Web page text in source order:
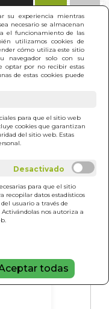
su experiencia mientras
necesario se almacenan
el funcionamiento de las
utilizamos cookies de
cómo utiliza este sitio
navegador solo con su
optar por no recibir estas
de estas cookies puede
para que el sitio web
cookies que garantizan
del sitio web. Estas
para que el sitio
recopilar datos estadísticos
usuario a través de
nos autoriza a
todas